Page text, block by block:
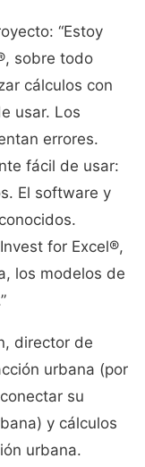
“Estoy
sobre todo
cálculos con
usar. Los
errores.
fácil de usar:
El software y
for Excel®,
los modelos de
director de
urbana (por
su
y cálculos
urbana.